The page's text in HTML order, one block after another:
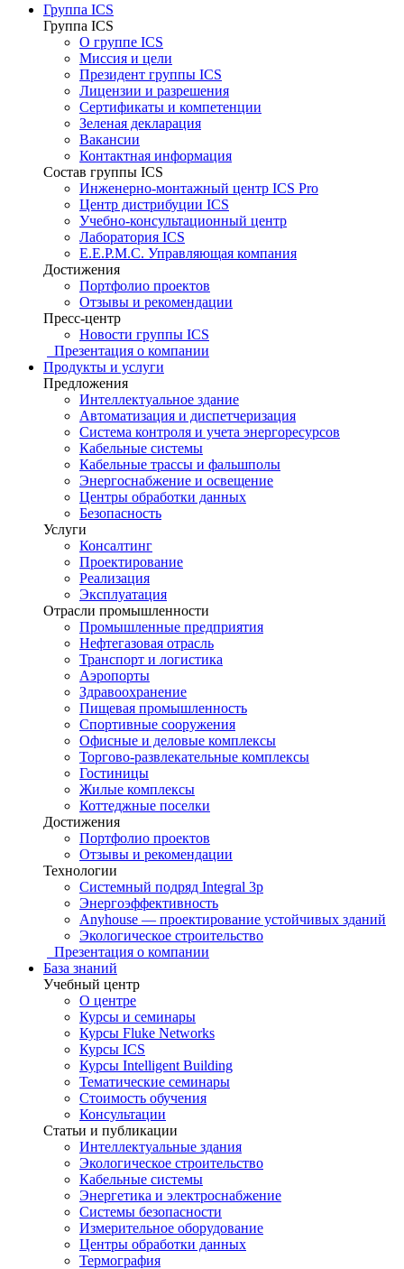
Группа ICS
Группа ICS
О группе ICS
Миссия и цели
Президент группы ICS
Лицензии и разрешения
Сертификаты и компетенции
Зеленая декларация
Вакансии
Контактная информация
Состав группы ICS
Инженерно-монтажный центр ICS Pro
Центр дистрибуции ICS
Учебно-консультационный центр
Лаборатория ICS
E.E.P.M.C. Управляющая компания
Достижения
Портфолио проектов
Отзывы и рекомендации
Пресс-центр
Новости группы ICS
Презентация о компании
Продукты и услуги
Предложения
Интеллектуальное здание
Автоматизация и диспетчеризация
Система контроля и учета энергоресурсов
Кабельные системы
Кабельные трассы и фальшполы
Энергоснабжение и освещение
Центры обработки данных
Безопасность
Услуги
Консалтинг
Проектирование
Реализация
Эксплуатация
Отрасли промышленности
Промышленные предприятия
Нефтегазовая отрасль
Транспорт и логистика
Аэропорты
Здравоохранение
Пищевая промышленность
Спортивные сооружения
Офисные и деловые комплексы
Торгово-развлекательные комплексы
Гостиницы
Жилые комплексы
Коттеджные поселки
Достижения
Портфолио проектов
Отзывы и рекомендации
Технологии
Системный подряд Integral 3p
Энергоэффективность
Anyhouse — проектирование устойчивых зданий
Экологическое строительство
Презентация о компании
База знаний
Учебный центр
О центре
Курсы и семинары
Курсы Fluke Networks
Курсы ICS
Курсы Intelligent Building
Тематические семинары
Стоимость обучения
Консультации
Статьи и публикации
Интеллектуальные здания
Экологическое строительство
Кабельные системы
Энергетика и электроснабжение
Системы безопасности
Измерительное оборудование
Центры обработки данных
Термография